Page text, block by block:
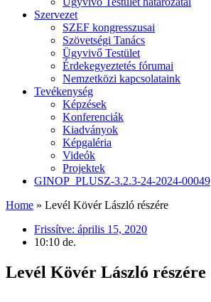
Szervezet
SZEF kongresszusai
Szövetségi Tanács
Ügyvivő Testület
Érdekegyeztetés fórumai
Nemzetközi kapcsolataink
Tevékenység
Képzések
Konferenciák
Kiadványok
Képgaléria
Videók
Projektek
GINOP_PLUSZ-3.2.3-24-2024-00049
Home » Levél Kövér László részére
Frissítve: április 15, 2020
10:10 de.
Levél Kövér László részére